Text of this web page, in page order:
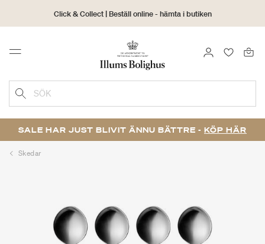
Click & Collect | Beställ online - hämta i butiken
30 dagars returrätt
Menu LOGGA IN
SÖK
SALE HAR JUST BLIVIT ÄNNU BÄTTRE - KÖP HÄR
Skedar